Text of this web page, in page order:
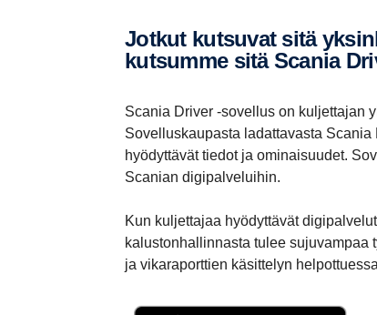
Jotkut kutsuvat sitä yksin­ker­tai­suu­deksi, me
kutsumme sitä Scania
Scania Driver ‑sovellus on kuljettajan
Sovelluskaupasta ladattavasta
hyödyttävät tiedot ja ominaisuudet.
Scanian digipalveluihin.
Kun kuljettajaa hyödyttävät
kalustonhallinnasta tulee
ja vikaraporttien käsittelyn